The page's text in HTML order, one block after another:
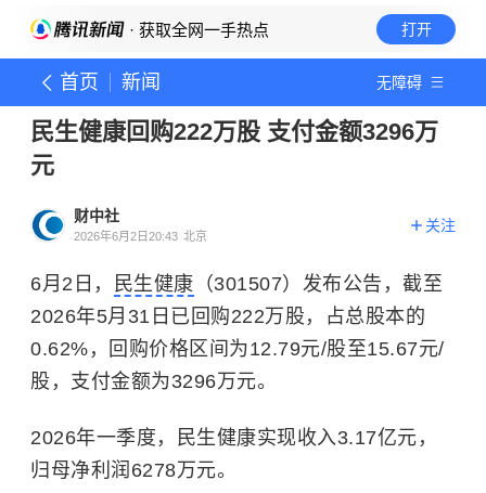
· 获取全网一手热点 打开
首页 新闻 无障碍
民生健康回购222万股 支付金额3296万
元
财中社
2026年6月2日20:43 北京
关注
6月2日， 民生健康 （301507）发布公告，截至
2026年5月31日已回购222万股，占总股本的
0.62%，回购价格区间为12.79元/股至15.67元/
股，支付金额为3296万元。
2026年一季度，民生健康实现收入3.17亿元，
归母净利润6278万元。